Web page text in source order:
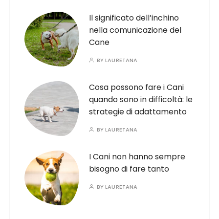
Il significato dell’inchino
nella comunicazione del
Cane
BYLAURETANA
Cosa possono fare i Cani
quando sono in difficoltà: le
strategie di adattamento
BYLAURETANA
I Cani non hanno sempre
bisogno di fare tanto
BYLAURETANA